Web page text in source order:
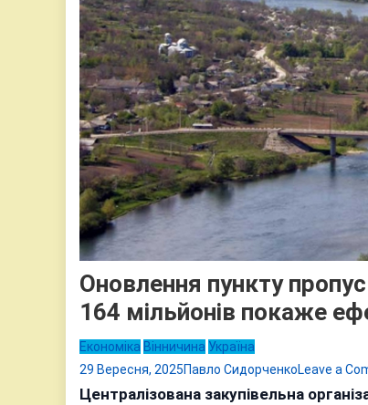
Оновлення пункту
164 мільйонів покаже
Економіка Вінничина Україна
29 Вересня, 2025Павло СидорченкоLeave a
Централізована закупівельна